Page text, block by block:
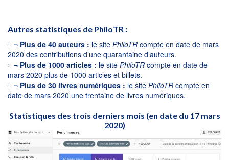
Autres statistiques de PhiloTR :
¬ Plus de 40 auteurs : le site PhiloTR compte en date de mars
2020 des contributions d’une quarantaine d’auteurs.
¬ Plus de 1000 articles : le site PhiloTR compte en date de
mars 2020 plus de 1000 articles et billets.
¬ Plus de 30 livres numériques : le site PhiloTR compte en
date de mars 2020 une trentaine de livres numériques.
Statistiques des trois derniers mois (en date du 17 mars
2020)